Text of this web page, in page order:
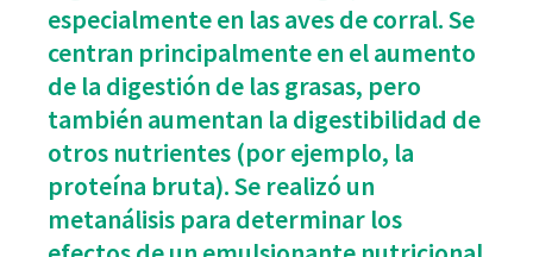
especialmente en las aves de corral. Se
centran principalmente en el aumento
de la digestión de las grasas, pero
también aumentan la digestibilidad de
otros nutrientes (por ejemplo, la
proteína bruta). Se realizó un
metanálisis para determinar los